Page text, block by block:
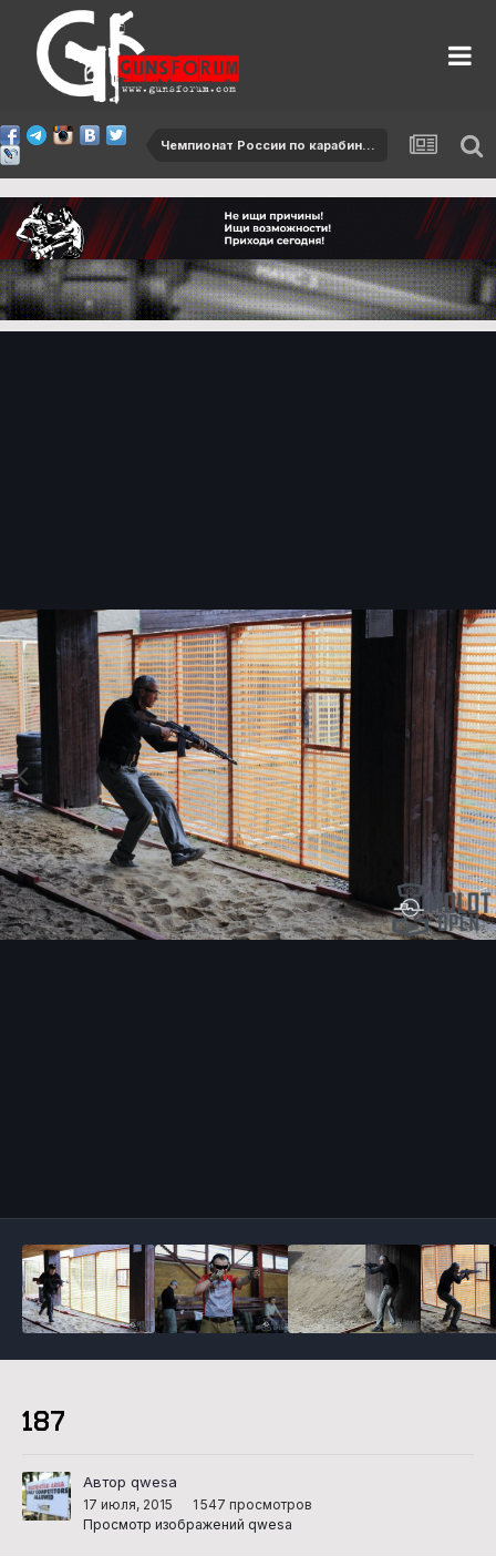
187
Автор qwesa
17 июля, 2015
1 547 просмотров
Просмотр изображений qwesa